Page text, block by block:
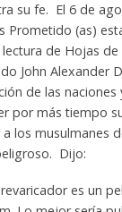
su fe. El 6 de
Prometido (as)
de Hojas de
John Alexander
de las naciones
por más tiempo
los musulmanes
Dijo:
es un